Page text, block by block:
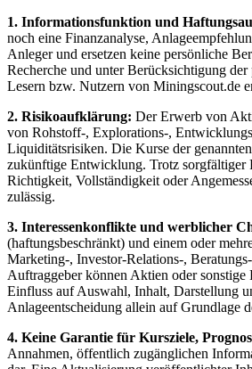
1. Informationsfunktion und
noch eine Finanzanalyse,
Anleger und ersetzen keine persönliche
Recherche und unter Berücksichtigung
Lesern bzw. Nutzern von Miningscout.de
2. Risikoaufklärung: Der Erwerb von
von Rohstoff-, Explorations-,
Liquiditätsrisiken. Die Kurse der
zukünftige Entwicklung. Trotz sorgfältiger
Richtigkeit, Vollständigkeit oder
zulässig.
3. Interessenkonflikte und werblicher
(haftungsbeschränkt) und einem oder
Marketing-, Investor-Relations-,
Auftraggeber können Aktien oder
Einfluss auf Auswahl, Inhalt, Darstellung
Anlageentscheidung allein auf Grundlage
4. Keine Garantie für Kursziele,
Annahmen, öffentlich zugänglichen